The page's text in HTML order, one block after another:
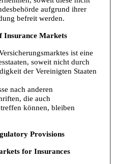
aufgrund ihrer
befreit werden.
Insurance Markets
ist eine
soweit nicht durch
der Vereinigten Staaten
nach anderen
die auch
können, bleiben
Provisions
for Insurances